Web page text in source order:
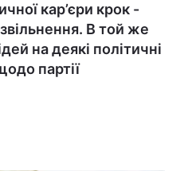
кар’єри крок -
В той же
на деякі політичні
партії